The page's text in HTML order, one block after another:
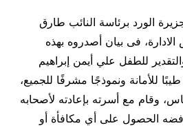
الورد برئاسة النائب طارق
فى بيان أصدروه بهذه
للطفل علي أيمن إبراهيم
للأمانة ونموذجًا مشرفًا للجميع،
وقام مع أسرته بإعادته لأصحابه
الحصول على أي مكافأة أو